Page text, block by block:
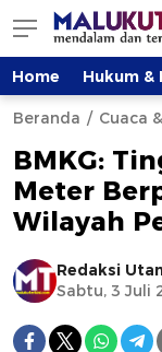
Home Hukum &
Beranda Cuaca
BMKG:
Meter
Wilayah
Redaksi
Sabtu, 3 Juli